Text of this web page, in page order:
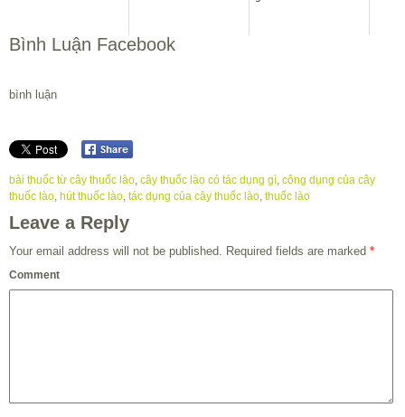
Bình Luận Facebook
bình luận
bài thuốc từ cây thuốc lào, cây thuốc lào có tác dụng gì, công dụng của cây
thuốc lào, hút thuốc lào, tác dụng của cây thuốc lào, thuốc lào
Leave a Reply
Your email address will not be published. Required fields are marked *
Comment